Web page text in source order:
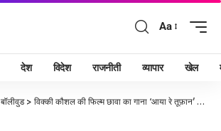
Aa
देश विदेश राजनीती व्यापार खेल
बॉलीवुड> विक्की कौशल की फिल्म छावा का गाना ‘आया रे तूफ़ान’ रिलीज